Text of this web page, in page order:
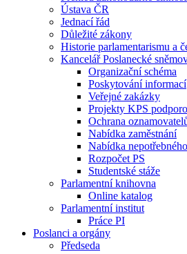
Ústava ČR
Jednací řád
Důležité zákony
Historie parlamentarismu a
Kancelář Poslanecké
Organizační schéma
Poskytování informací
Veřejné zakázky
Projekty KPS
Ochrana
Nabídka zaměstnání
Nabídka
Rozpočet PS
Studentské stáže
Parlamentní knihovna
Online katalog
Parlamentní institut
Práce PI
Poslanci a orgány
Předseda